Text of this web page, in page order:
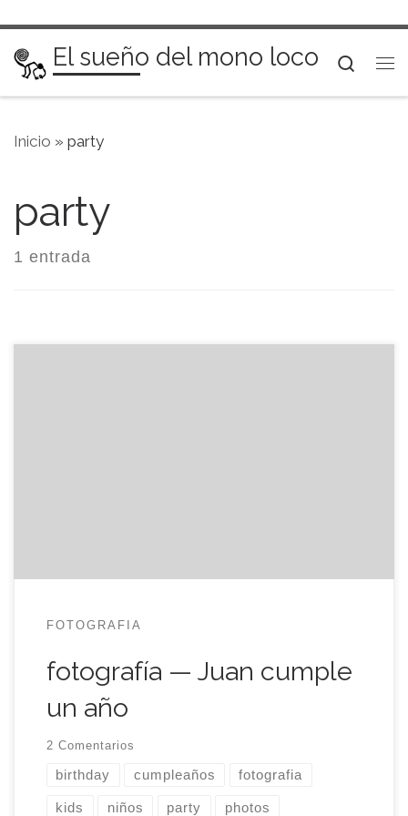
Saltar al contenido
El sueño del mono loco
Inicio » party
party
1 entrada
FOTOGRAFIA
fotografía — Juan cumple
un año
2 Comentarios
birthday cumpleaños fotografia
kids niños party photos